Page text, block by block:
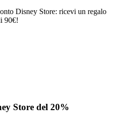
Disney Store: ricevi un regalo
90€!
Store del 20%